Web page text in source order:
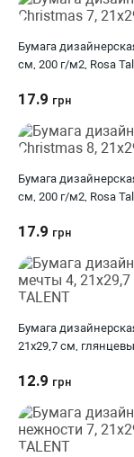
Бумага
см, 200 г/м2, Rosa
17.9 грн
Бумага
см, 200 г/м2, Rosa
17.9 грн
Бумага
21х29,7 см,
12.9 грн